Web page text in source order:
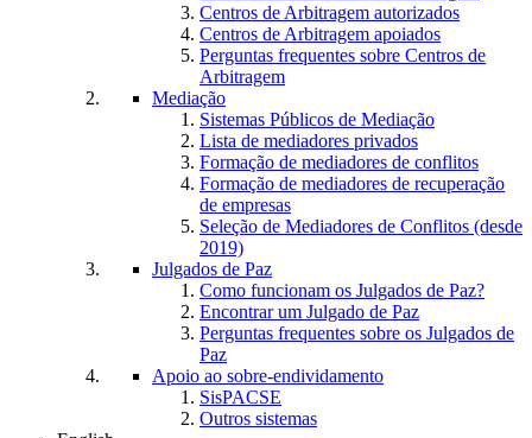
Centros de Arbitragem autorizados
Centros de Arbitragem apoiados
Perguntas frequentes sobre Centros de
Arbitragem
Mediação
Sistemas Públicos de Mediação
Lista de mediadores privados
Formação de mediadores de conflitos
Formação de mediadores de recuperação
de empresas
Seleção de Mediadores de Conflitos (desde
2019)
Julgados de Paz
Como funcionam os Julgados de Paz?
Encontrar um Julgado de Paz
Perguntas frequentes sobre os Julgados de
Paz
Apoio ao sobre-endividamento
SisPACSE
Outros sistemas